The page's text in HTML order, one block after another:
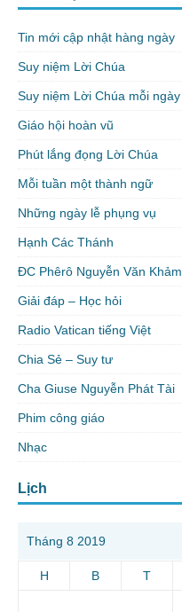
Tin mới cập nhật hàng ngày
Suy niệm Lời Chúa
Suy niệm Lời Chúa mỗi ngày
Giáo hội hoàn vũ
Phút lắng đọng Lời Chúa
Mỗi tuần một thành ngữ
Những ngày lễ phụng vụ
Hạnh Các Thánh
ĐC Phêrô Nguyễn Văn Khảm
Giải đáp – Học hỏi
Radio Vatican tiếng Việt
Chia Sẻ – Suy tư
Cha Giuse Nguyễn Phát Tài
Phim công giáo
Nhạc
Lịch
Tháng 8 2019
H B T